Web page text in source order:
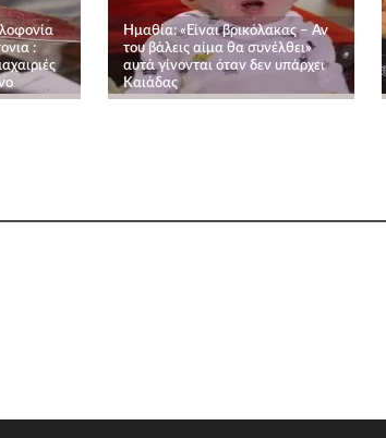
:
Ημαθία: «Είναι βρικόλακας – Αν
του βάλεις αίμα θα συνέλθει»
αυτά γίνονται όταν δεν υπάρχει
Καιάδας